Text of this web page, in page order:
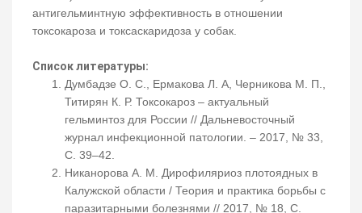
антигельминтную эффективность в отношении
токсокароза и токсаскаридоза у собак.
Список литературы:
Думбадзе О. С., Ермакова Л. А, Черникова М. П.,
Титирян К. Р. Токсокароз – актуальный
гельминтоз для России // Дальневосточный
журнал инфекционной патологии. – 2017, № 33,
С. 39–42.
Никанорова А. М. Дирофиляриоз плотоядных в
Калужской области / Теория и практика борьбы с
паразитарными болезнями // 2017, № 18, С.